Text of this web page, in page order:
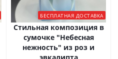
БЕСПЛАТНАЯ ДОСТАВКА
Стильная композиция в
сумочке "Небесная
нежность" из роз и
эвкалипта